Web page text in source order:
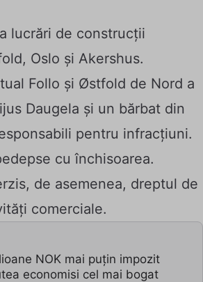
lucrări de construcții
Oslo și Akershus.
Follo și Østfold de Nord a
Daugela și un bărbat din
pentru infracțiuni.
cu închisoarea.
de asemenea, dreptul de
comerciale.
NOK mai puțin impozit
economisi cel mai bogat